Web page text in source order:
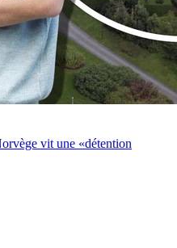
vit une «détention